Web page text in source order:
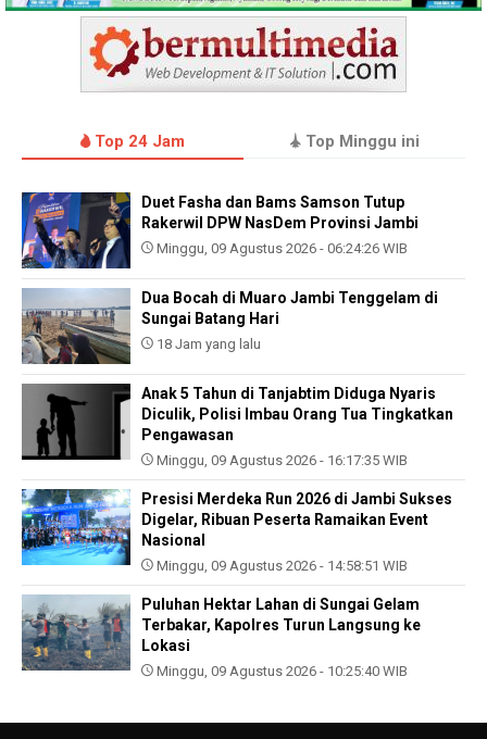
Top 24 Jam Top Minggu ini
Duet Fasha dan Bams Samson Tutup
Rakerwil DPW NasDem Provinsi Jambi
Minggu, 09 Agustus 2026 - 06:24:26 WIB
Dua Bocah di Muaro Jambi Tenggelam di
Sungai Batang Hari
18 Jam yang lalu
Anak 5 Tahun di Tanjabtim Diduga Nyaris
Diculik, Polisi Imbau Orang Tua Tingkatkan
Pengawasan
Minggu, 09 Agustus 2026 - 16:17:35 WIB
Presisi Merdeka Run 2026 di Jambi Sukses
Digelar, Ribuan Peserta Ramaikan Event
Nasional
Minggu, 09 Agustus 2026 - 14:58:51 WIB
Puluhan Hektar Lahan di Sungai Gelam
Terbakar, Kapolres Turun Langsung ke
Lokasi
Minggu, 09 Agustus 2026 - 10:25:40 WIB